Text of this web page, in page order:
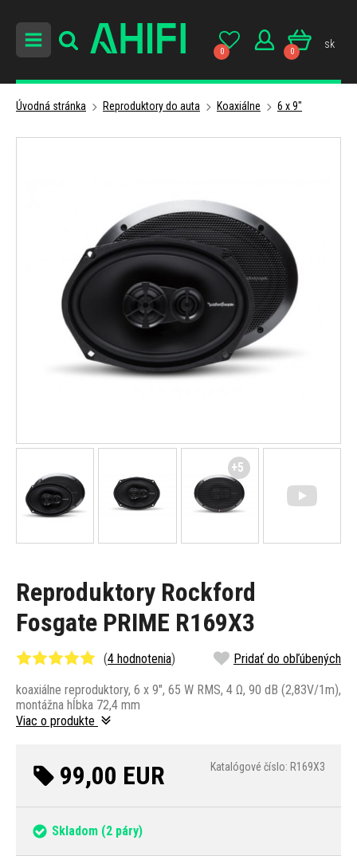
0 0
sk
Úvodná stránka Reproduktory do auta Koaxiálne 6 x 9"
Reproduktory Rockford
Fosgate PRIME R169X3
(4 hodnotenia) Pridať do obľúbených
koaxiálne reproduktory, 6 x 9", 65 W RMS, 4 Ω, 90 dB (2,83V/1m),
montážna hĺbka 72,4 mm
Viac o produkte
99,00 EUR Katalógové číslo: R169X3
Skladom (2 páry)
+5